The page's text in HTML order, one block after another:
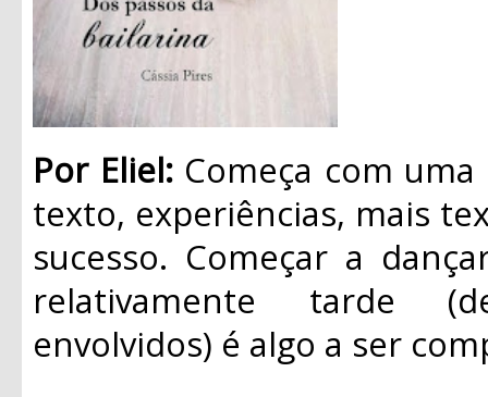
Por Eliel:Começa com
texto, experiências, mais
sucesso. Começar a
relativamente tarde
envolvidos) é algo a ser